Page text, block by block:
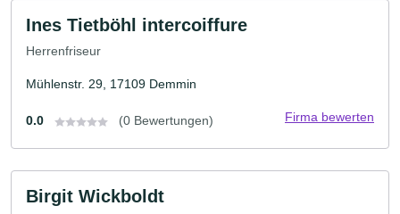
Ines Tietböhl intercoiffure
Herrenfriseur
Mühlenstr. 29, 17109 Demmin
0.0 (0 Bewertungen) Firma bewerten
Birgit Wickboldt